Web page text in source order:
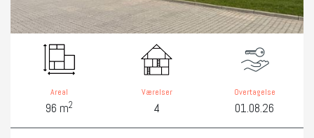
Areal
96 m2
Værelser
4
Overtagelse
01.08.26